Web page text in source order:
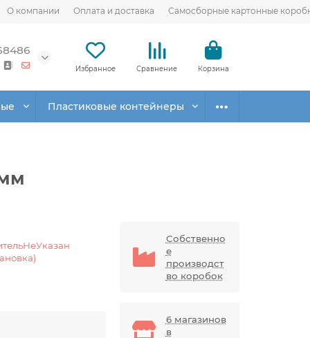
О компании Оплата и доставка Самосборные картонные
Избранное Сравнение Корзина
Пластиковые контейнеры
Собственно
е
производст
во коробок
6 магазинов
в